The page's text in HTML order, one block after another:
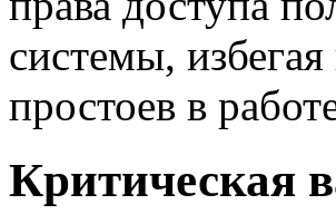
системы,
простоев в
Критическая